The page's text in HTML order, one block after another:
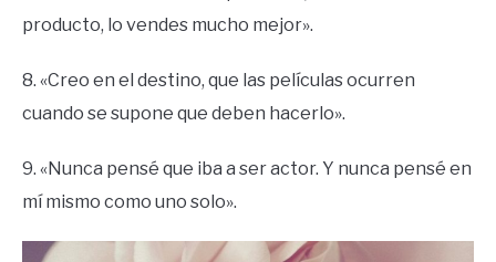
producto, lo vendes mucho mejor».
8. «Creo en el destino, que las películas ocurren
cuando se supone que deben hacerlo».
9. «Nunca pensé que iba a ser actor. Y nunca pensé en
mí mismo como uno solo».